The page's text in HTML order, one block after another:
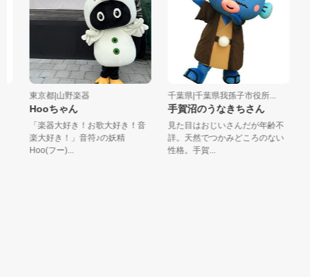
東京都|山野楽器
Hooちゃん
「楽器大好き！お歌大好き！音
楽大好き！」音符♪の妖精
Hoo(フー)...
千葉県|千葉県我孫子市役所...
手賀沼のうなきちさん
見た目はおじいさんだが年齢不
詳。天然でつかみどころのない
性格。手賀...